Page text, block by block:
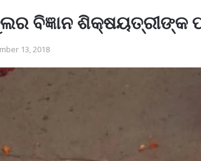
ବିଜ୍ଞାନ ଶିକ୍ଷୟତ୍ରୀଙ୍କ
13, 2018